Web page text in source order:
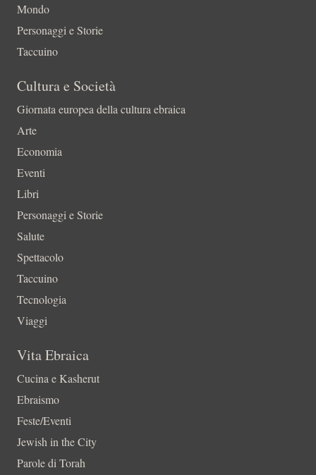
Mondo
Personaggi e Storie
Taccuino
Cultura e Società
Giornata europea della cultura ebraica
Arte
Economia
Eventi
Libri
Personaggi e Storie
Salute
Spettacolo
Taccuino
Tecnologia
Viaggi
Vita Ebraica
Cucina e Kasherut
Ebraismo
Feste/Eventi
Jewish in the City
Parole di Torah